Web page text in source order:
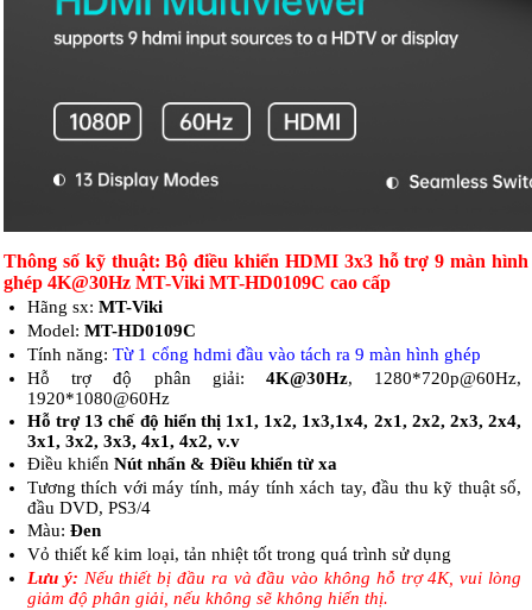
Thông số kỹ thuật: Bộ điều khiển HDMI 3x3 hỗ trợ 9 màn hình
ghép 4K@30Hz MT-Viki MT-HD0109C cao cấp
Hãng sx: MT-Viki
Model: MT-HD0109C
Tính năng: Từ 1 cổng hdmi đầu vào tách ra 9 màn hình ghép
Hỗ trợ độ phân giải: 4K@30Hz, 1280*720p@60Hz,
1920*1080@60Hz
Hỗ trợ 13 chế độ hiển thị 1x1, 1x2, 1x3,1x4, 2x1, 2x2, 2x3, 2x4,
3x1, 3x2, 3x3, 4x1, 4x2, v.v
Điều khiển Nút nhấn & Điều khiển từ xa
Tương thích với máy tính, máy tính xách tay, đầu thu kỹ thuật số,
đầu DVD, PS3/4
Màu: Đen
Vỏ thiết kế kim loại, tản nhiệt tốt trong quá trình sử dụng
Lưu ý: Nếu thiết bị đầu ra và đầu vào không hỗ trợ 4K, vui lòng
giảm độ phân giải, nếu không sẽ không hiển thị.